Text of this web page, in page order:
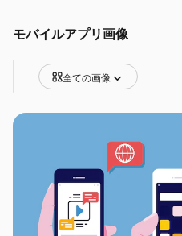
モバイルアプリ画像
全ての画像